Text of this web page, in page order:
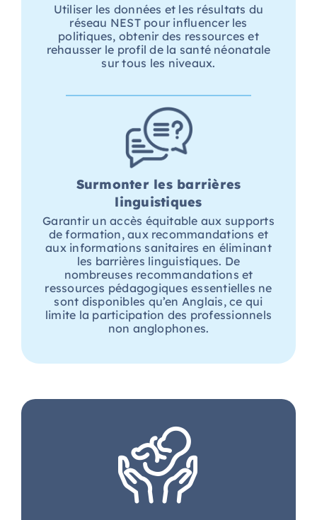
Utiliser les données et les résultats du
réseau NEST pour influencer les
politiques, obtenir des ressources et
rehausser le profil de la santé néonatale
sur tous les niveaux.
Surmonter les barrières
linguistiques
Garantir un accès équitable aux supports
de formation, aux recommandations et
aux informations sanitaires en éliminant
les barrières linguistiques. De
nombreuses recommandations et
ressources pédagogiques essentielles ne
sont disponibles qu’en Anglais, ce qui
limite la participation des professionnels
non anglophones.